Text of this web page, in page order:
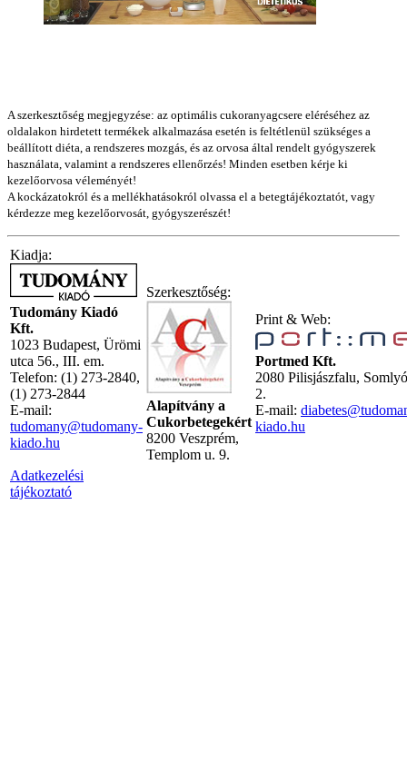
A szerkesztőség megjegyzése: az optimális cukoranyagcsere eléréséhez az
oldalakon hirdetett termékek alkalmazása esetén is feltétlenül szükséges a
beállított diéta, a rendszeres mozgás, és az orvosa által rendelt gyógyszerek
használata, valamint a rendszeres ellenőrzés! Minden esetben kérje ki
kezelőorvosa véleményét!
A kockázatokról és a mellékhatásokról olvassa el a betegtájékoztatót, vagy
kérdezze meg kezelőorvosát, gyógyszerészét!
Kiadja:
Tudomány Kiadó
Kft.
1023 Budapest, Ürömi
utca 56., III. em.
Telefon: (1) 273-2840,
(1) 273-2844
E-mail:
tudomany@tudomany-
kiado.hu
Adatkezelési
tájékoztató
Szerkesztőség:
Alapítvány a
Cukorbetegekért
8200 Veszprém,
Templom u. 9.
Print & Web:
Portmed Kft.
2080 Pilisjászfalu,
2.
E-mail:
kiado.hu